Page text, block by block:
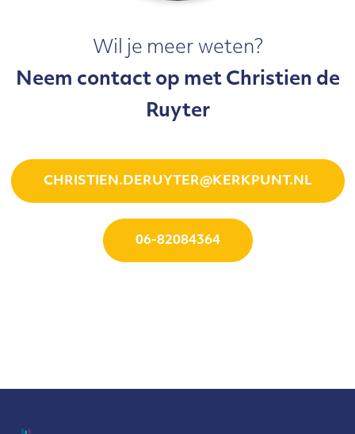
Wil je meer weten?
Neem contact op met Christien de
Ruyter
CHRISTIEN.DERUYTER@KERKPUNT.NL
06-82084364